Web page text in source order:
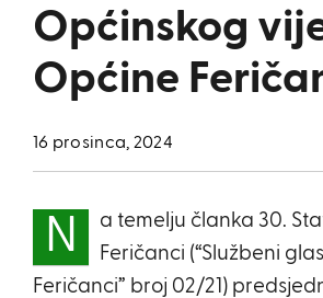
Općinskog
Općine
16 prosinca, 2024
N
a temelju članka 30.
Feričanci (“Službeni
Feričanci” broj 02/21)